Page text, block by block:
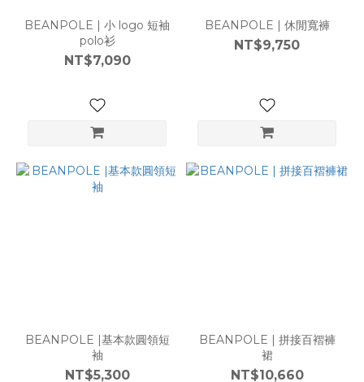
BEANPOLE | 小 logo 短袖
polo衫
NT$7,090
BEANPOLE | 休閒寬褲
NT$9,750
BEANPOLE |基本款圓領短
袖
NT$5,300
BEANPOLE | 拼接百褶褲
裙
NT$10,660